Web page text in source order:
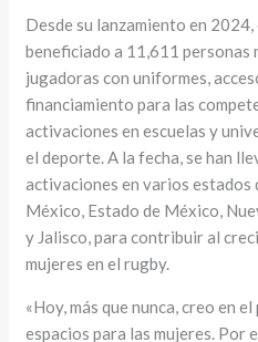
Desde su lanzamiento en
beneficiado a 11,611 personas
jugadoras con uniformes,
financiamiento para las
activaciones en escuelas y
el deporte. A la fecha, se han
activaciones en varios estados
México, Estado de México,
y Jalisco, para contribuir al
mujeres en el rugby.
«Hoy, más que nunca, creo en
espacios para las mujeres. Por